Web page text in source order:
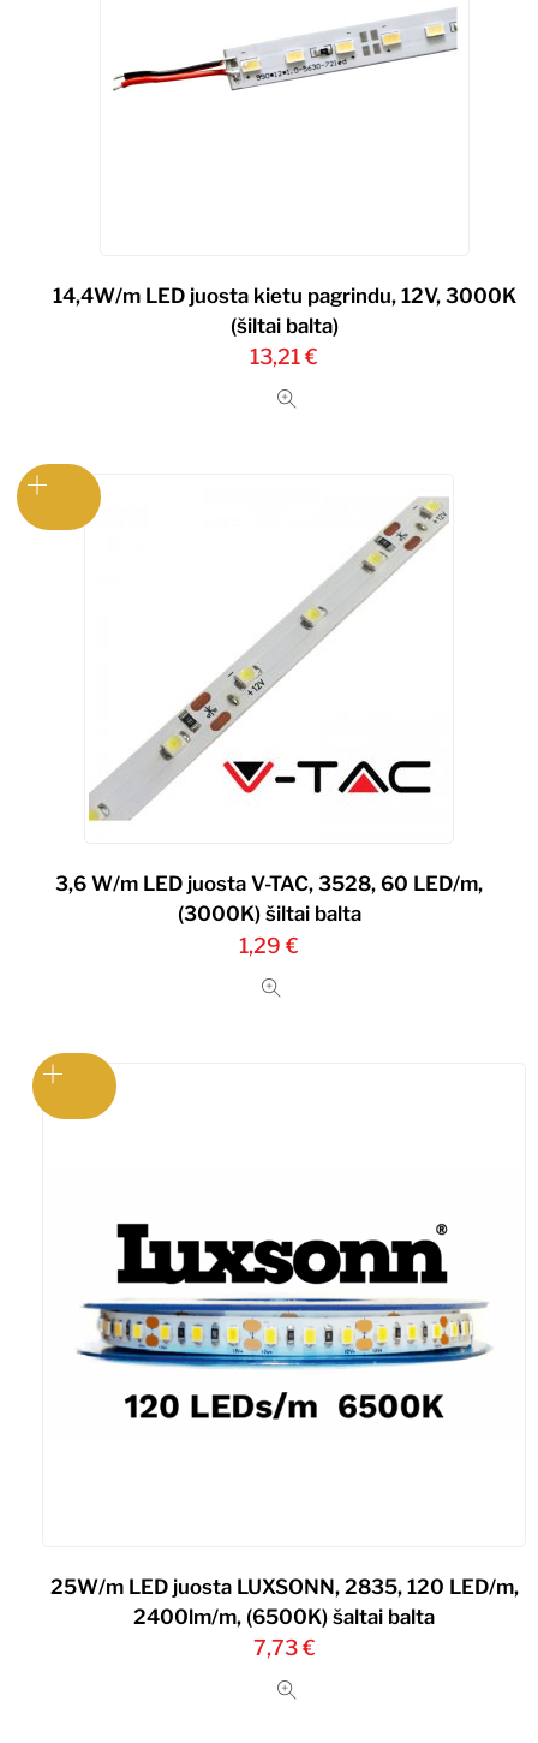
14,4W/m LED juosta kietu pagrindu, 12V, 3000K
(šiltai balta)
13,21€
3,6 W/m LED juosta V-TAC, 3528, 60 LED/m,
(3000K) šiltai balta
1,29 €
25W/m LED juosta LUXSONN, 2835, 120 LED/m,
2400lm/m, (6500K) šaltai balta
7,73€